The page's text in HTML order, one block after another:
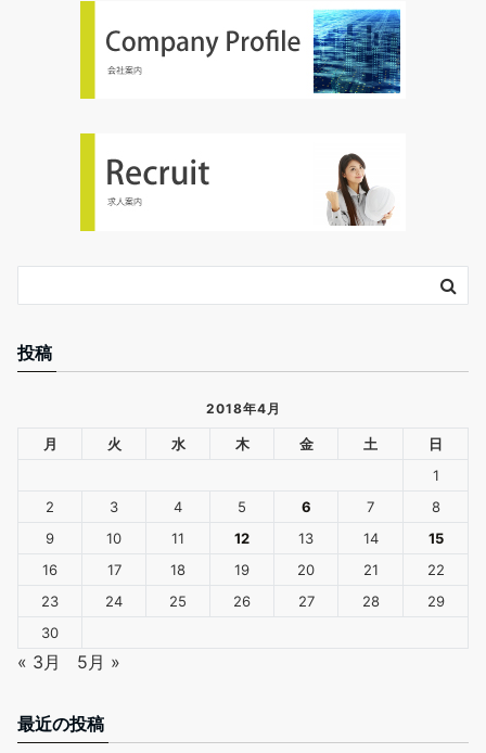
投稿
2018年4月
月 火 水 木 金 土
日
1
2
3 4 5 6 7
8
9
10 11 12 13 14
15
16
17 18 19 20 21
22
23
24 25 26 27 28
29
30
« 3月 5月 »
最近の投稿